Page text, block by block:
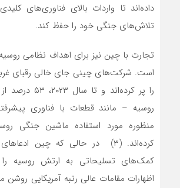
داده‌اند تا واردات بالای فناوری‌های
تلاش‌های جنگی خود را حفظ کند.
تجارت با چین نیز برای اهداف نظامی
است. شرکت‌های چینی جای خالی رقبای
را پر کرده‌اند و
روسیه – مانند قطعات با فناوری
منظوره مورد استفاده ماشین جنگی
کرده‌اند. (۳) در حالی که چین
کمک‌های تسلیحاتی به ارتش روسیه
اظهارات مقامات عالی رتبه آمریکایی